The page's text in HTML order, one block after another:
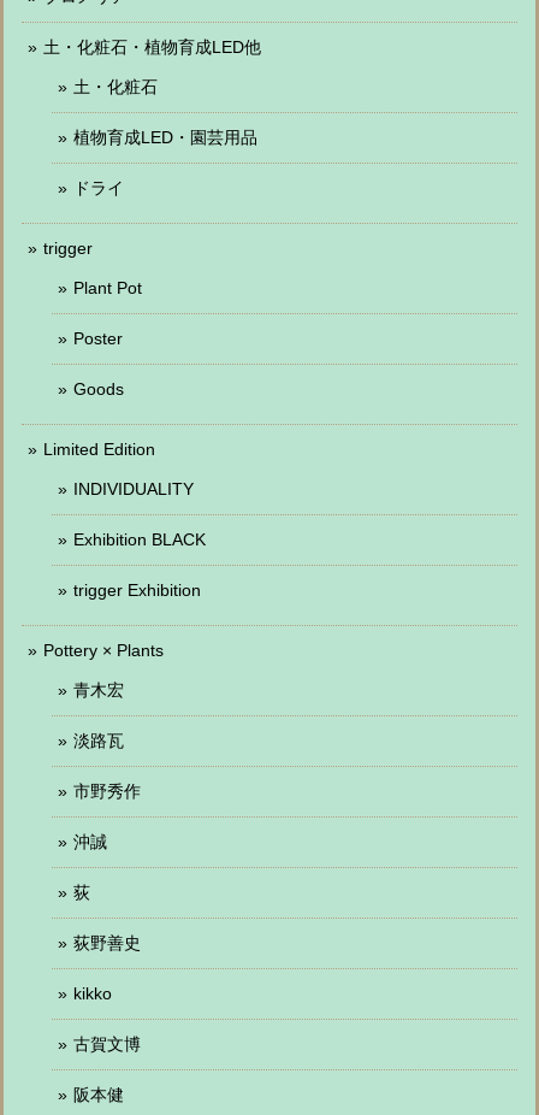
土・化粧石・植物育成LED他
土・化粧石
植物育成LED・園芸用品
ドライ
trigger
Plant Pot
Poster
Goods
Limited Edition
INDIVIDUALITY
Exhibition BLACK
trigger Exhibition
Pottery × Plants
青木宏
淡路瓦
市野秀作
沖誠
荻
荻野善史
kikko
古賀文博
阪本健